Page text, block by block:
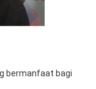
bermanfaat bagi